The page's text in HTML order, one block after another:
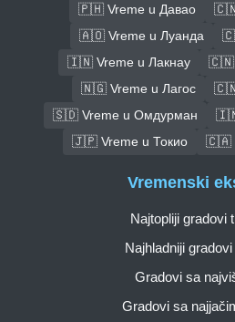
🇵🇭 Vreme u Давао
🇨🇳
🇦🇴 Vreme u Луанда
🇮🇳 Vreme u Лакнау
🇨🇳
🇳🇬 Vreme u Лагос
🇨🇳
🇸🇩 Vreme u Омдурман
🇮🇳
🇯🇵 Vreme u Токио
🇨🇦
Vremenski
Najtopliji gradovi
Najhladniji
Gradovi sa
Gradovi sa